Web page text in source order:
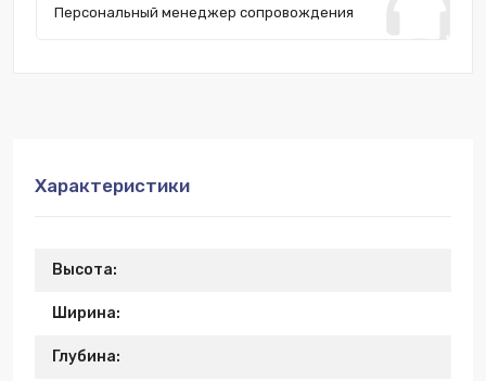
Персональный менеджер сопровождения
Характеристики
Высота:
Ширина:
Глубина: